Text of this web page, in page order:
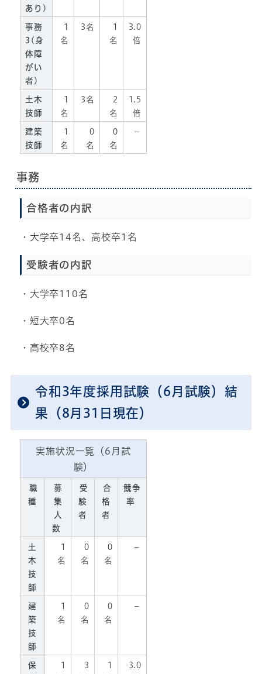
あり)
事務
3(身
体障
がい
者)
1
名
3名
1
名
3.0
倍
土木
技師
1
名
3名
2
名
1.5
倍
建築
技師
1
名
0
名
0
名
－
事務
合格者の内訳
・大学卒14名、高校卒1名
受験者の内訳
・大学卒110名
・短大卒0名
・高校卒8名
令和3年度採用試験（6月試験）結
果（8月31日現在）
実施状況一覧（6月試
験）
職
種
募
集
人
数
受
験
者
合
格
者
競争
率
土
木
技
師
1
名
0
名
0
名
－
建
築
技
師
1
名
0
名
0
名
－
保
1
3
1
3.0